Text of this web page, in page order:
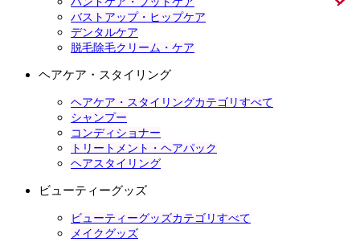
バストアップ・ヒップケア
デンタルケア
脱毛除毛クリーム・ケア
ヘアケア・スタイリング
ヘアケア・スタイリングカテゴリすべて
シャンプー
コンディショナー
トリートメント・ヘアパック
ヘアスタイリング
ビューティーグッズ
ビューティーグッズカテゴリすべて
メイクグッズ